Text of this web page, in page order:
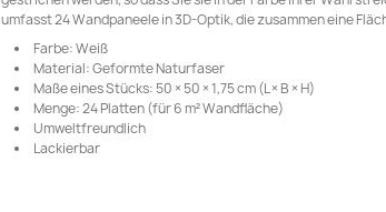
umfasst 24 Wandpaneele in 3D-Optik, die zusammen eine
Farbe: Weiß
Material: Geformte Naturfaser
Maße eines Stücks: 50 × 50 × 1,75 cm (L × B × H)
Menge: 24 Platten (für 6 m² Wandfläche)
Umweltfreundlich
Lackierbar